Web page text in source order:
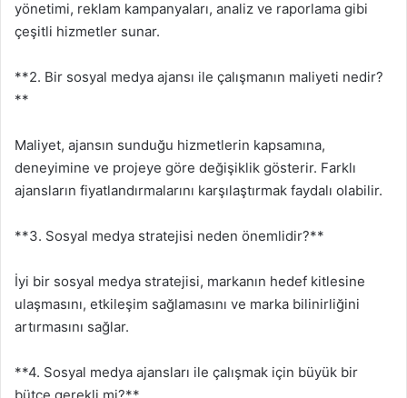
yönetimi, reklam kampanyaları, analiz ve raporlama gibi
çeşitli hizmetler sunar.
**2. Bir sosyal medya ajansı ile çalışmanın maliyeti nedir?
**
Maliyet, ajansın sunduğu hizmetlerin kapsamına,
deneyimine ve projeye göre değişiklik gösterir. Farklı
ajansların fiyatlandırmalarını karşılaştırmak faydalı olabilir.
**3. Sosyal medya stratejisi neden önemlidir?**
İyi bir sosyal medya stratejisi, markanın hedef kitlesine
ulaşmasını, etkileşim sağlamasını ve marka bilinirliğini
artırmasını sağlar.
**4. Sosyal medya ajansları ile çalışmak için büyük bir